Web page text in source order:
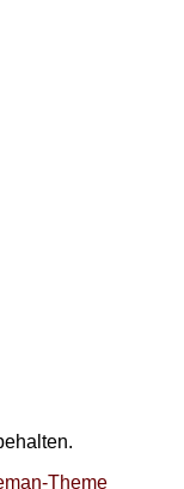
Theme